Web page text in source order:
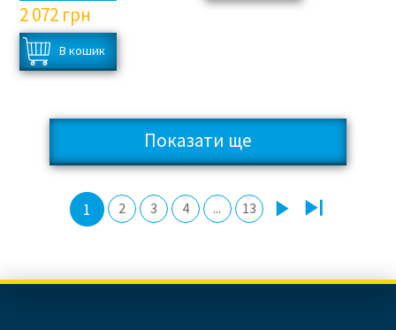
2 072 грн
Показати ще
1 2 3 4 ... 13